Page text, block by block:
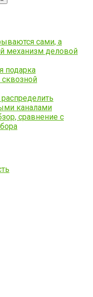
сами, а
механизм деловой
подарка
сквозной
каналами
сравнение с